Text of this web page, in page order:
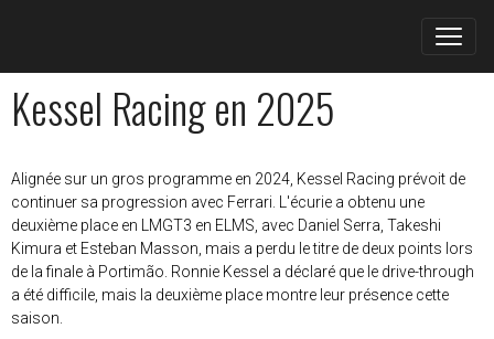
Kessel Racing en 2025
Alignée sur un gros programme en 2024, Kessel Racing prévoit de
continuer sa progression avec Ferrari. L'écurie a obtenu une
deuxième place en LMGT3 en ELMS, avec Daniel Serra, Takeshi
Kimura et Esteban Masson, mais a perdu le titre de deux points lors
de la finale à Portimão. Ronnie Kessel a déclaré que le drive-through
a été difficile, mais la deuxième place montre leur présence cette
saison.